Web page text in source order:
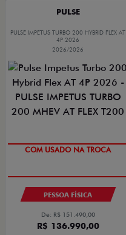
PULSE
PULSE IMPETUS TURBO 200 HYBRID FLEX AT
4P 2026
2026/2026
OPORTUNIDADE
PESSOA FÍSICA
De: R$ 151.490,00
R$ 136.990,00